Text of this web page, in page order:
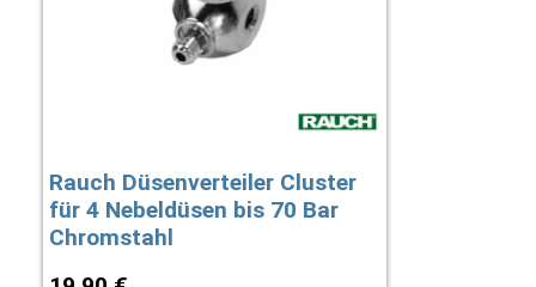
Rauch Düsenverteiler Cluster
für 4 Nebeldüsen bis 70 Bar
Chromstahl